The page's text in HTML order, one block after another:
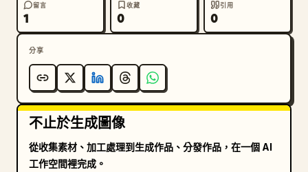
留言
1
收藏
0
引用
0
分享
不止於生成圖像
從收集素材、加工處理到生成作品、分發作品，在一個 AI
工作空間裡完成。